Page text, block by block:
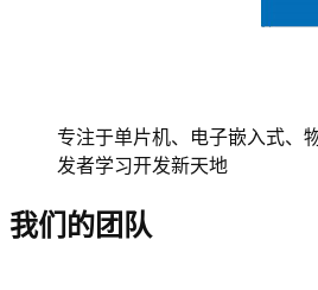
专注于单片机、电子嵌入式、
发者学习开发新天地
我们的团队